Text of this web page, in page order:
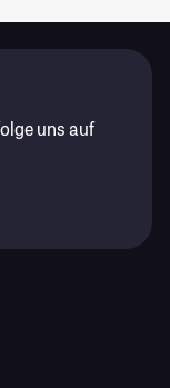
uns auf